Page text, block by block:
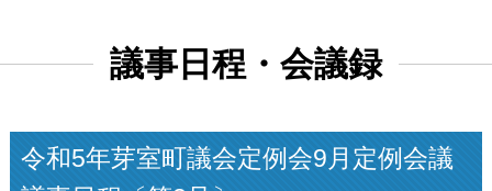
議事日程・会議録
令和5年芽室町議会定例会9月定例会議